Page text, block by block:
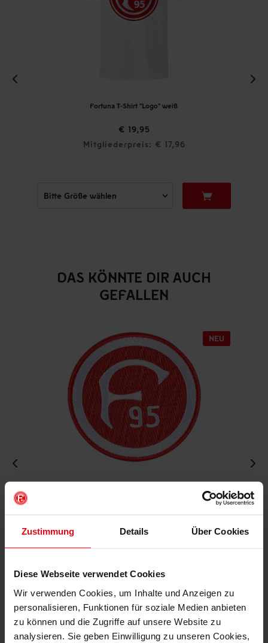
Zustimmung Details Über Cookies
Diese Webseite verwendet Cookies
Wir verwenden Cookies, um Inhalte und Anzeigen zu
personalisieren, Funktionen für soziale Medien anbieten
zu können und die Zugriffe auf unsere Website zu
analysieren. Sie geben Einwilligung zu unseren Cookies,
Fortuna T-Shirt "Logo" weiß
€ 19,95
Mitgliederpreis: € 17,96
DAS KÖNNTE DIR AUCH
GEFALLEN
Mitgliederpreis: € 4,46
IN DEN WARENKORB